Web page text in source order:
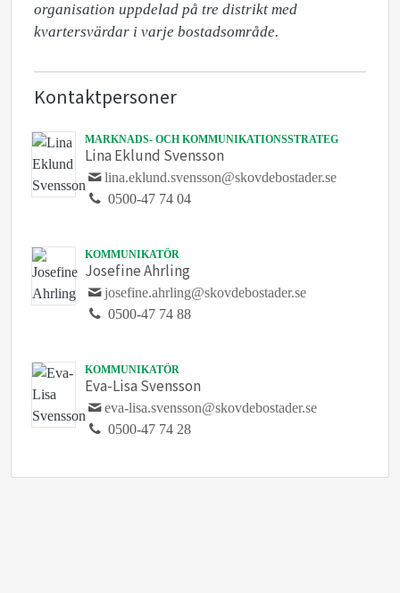
organisation uppdelad på tre distrikt med
kvartersvärdar i varje bostadsområde.
Kontaktpersoner
MARKNADS- OCH KOMMUNIKATIONSSTRATEG
Lina Eklund Svensson
lina.eklund.svensson@skovdebostader.se
0500-47 74 04
KOMMUNIKATÖR
Josefine Ahrling
josefine.ahrling@skovdebostader.se
0500-47 74 88
KOMMUNIKATÖR
Eva-Lisa Svensson
eva-lisa.svensson@skovdebostader.se
0500-47 74 28